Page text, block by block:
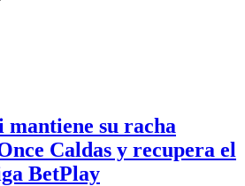
su racha
Caldas y recupera el
BetPlay